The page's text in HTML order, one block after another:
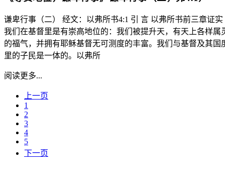
谦卑行事（二） 经文：以弗所书4:1 引 言 以弗所书前三章证实
我们在基督里是有崇高地位的：我们被提升天，有天上各样属
的福气，并拥有耶稣基督无可测度的丰富。我们与基督及其国
里的子民是一体的。以弗所
阅读更多...
上一页
1
2
3
4
5
下一页